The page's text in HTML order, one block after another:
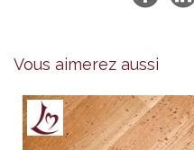
Vous aimerez aussi